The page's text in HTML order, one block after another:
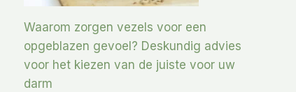
Waarom zorgen vezels voor een
opgeblazen gevoel? Deskundig advies
voor het kiezen van de juiste voor uw
darm